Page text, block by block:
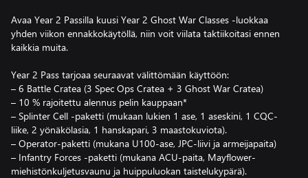
Avaa Year 2 Passilla kuusi Year 2 Ghost War Classes -luokkaa
yhden viikon ennakkokäytöllä, niin voit viilata taktiikoitasi ennen
kaikkia muita.
Year 2 Pass tarjoaa seuraavat välittömään käyttöön:
– 6 Battle Cratea (3 Spec Ops Cratea + 3 Ghost War Cratea)
– 10 % rajoitettu alennus pelin kauppaan*
– Splinter Cell -paketti (mukaan lukien 1 ase, 1 aseskini, 1 CQC-
liike, 2 yönäkölasia, 1 hanskapari, 3 maastokuviota).
– Operator-paketti (mukana U100-ase, JPC-liivi ja armeijapaita)
– Infantry Forces -paketti (mukana ACU-paita, Mayflower-
miehistönkuljetusvaunu ja huippuluokan taistelukypärä).